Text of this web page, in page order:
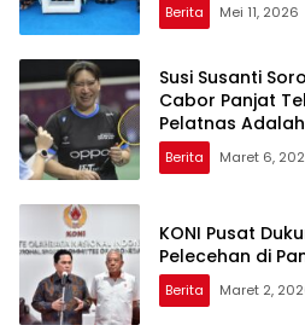
Berita Mei 11, 2026
Susi Susanti
Cabor Panjat
Pelatnas
Berita Maret 6,
KONI Pusat
Pelecehan di
Berita Maret 2,